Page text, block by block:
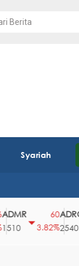
Syariah
3.82%
ADRO
2540